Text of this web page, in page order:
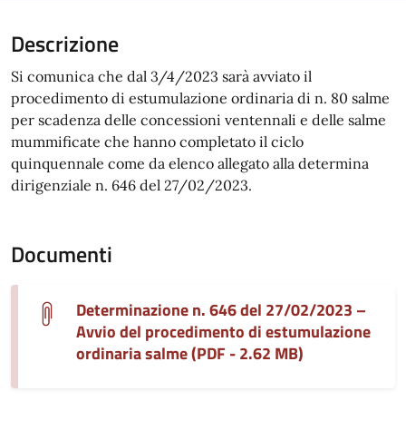
Descrizione
Si comunica che dal 3/4/2023 sarà avviato il
procedimento di estumulazione ordinaria di n. 80 salme
per scadenza delle concessioni ventennali e delle salme
mummificate che hanno completato il ciclo
quinquennale come da elenco allegato alla determina
dirigenziale n. 646 del 27/02/2023.
Documenti
Determinazione n. 646 del 27/02/2023 –
Avvio del procedimento di estumulazione
ordinaria salme (PDF - 2.62 MB)